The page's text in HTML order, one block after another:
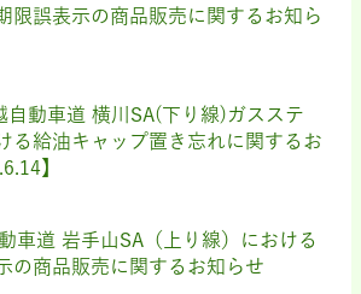
限誤表示の商品販売に関するお知ら
自動車道 横川SA(下り線)ガスステ
る給油キャップ置き忘れに関するお
】
車道 岩手山SA（上り線）における
の商品販売に関するお知らせ